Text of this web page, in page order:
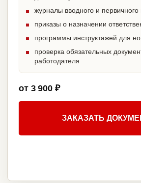
журналы вводного и первичного
приказы о назначении
программы инструктажей для
проверка обязательных
работодателя
от 3 900 ₽
ЗАКАЗАТЬ